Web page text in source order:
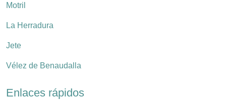
Motril
La Herradura
Jete
Vélez de Benaudalla
Enlaces rápidos